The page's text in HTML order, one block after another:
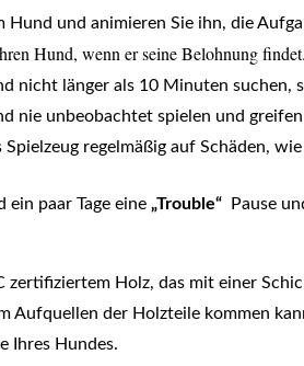
Hund und animieren Sie ihn, die
Hund, wenn er seine Belohnung
nicht länger als 10 Minuten
nie unbeobachtet spielen und
Spielzeug regelmäßig auf Schäden,
ein paar Tage eine „Trouble“ Pause
zertifiziertem Holz, das mit einer
Aufquellen der Holzteile kommen
Ihres Hundes.